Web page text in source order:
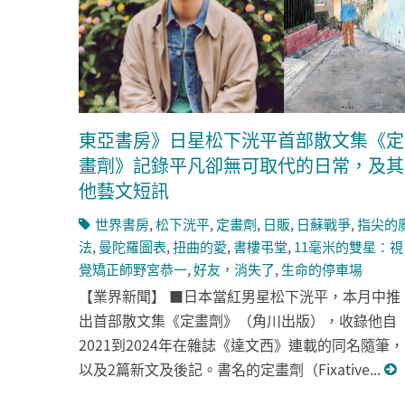
東亞書房》日星松下洸平首部散文集《定
畫劑》記錄平凡卻無可取代的日常，及其
他藝文短訊
世界書房,松下洸平, 定畫劑, 日販, 日蘇戰爭,指尖的
法, 曼陀羅圖表,扭曲的愛,書樓弔堂, 11毫米的雙星：視
覺矯正師野宮恭一,好友，消失了, 生命的停車場
【業界新聞】 ■日本當紅男星松下洸平，本月中推
出首部散文集《定畫劑》（角川出版），收錄他自
2021到2024年在雜誌《達文西》連載的同名隨筆，
以及2篇新文及後記。書名的定畫劑（Fixative...